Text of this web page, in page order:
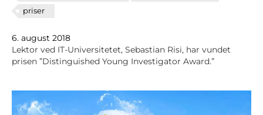
priser
6. august 2018
Lektor ved IT-Universitetet, Sebastian Risi, har vundet
prisen ”Distinguished Young Investigator Award.”